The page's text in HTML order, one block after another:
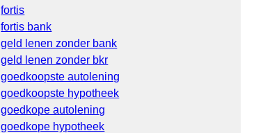
fortis
fortis bank
geld lenen zonder bank
geld lenen zonder bkr
goedkoopste autolening
goedkoopste hypotheek
goedkope autolening
goedkope hypotheek